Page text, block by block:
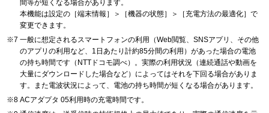
間等が短くなる場合があります。
本機能は設定の［端末情報］＞［機器の状態］＞［充電方法の最適化］で
変更できます。
一般に想定されるスマートフォンの利用（Web閲覧、SNSアプリ、その他
のアプリの利用など、1日あたり計約85分間の利用）があった場合の電池
の持ち時間です（NTTドコモ調べ）。実際の利用状況（連続通話や動画を
大量にダウンロードした場合など）によってはそれを下回る場合がありま
す。また電波状況によって、電池の持ち時間が短くなる場合があります。
ACアダプタ 05利用時の充電時間です。